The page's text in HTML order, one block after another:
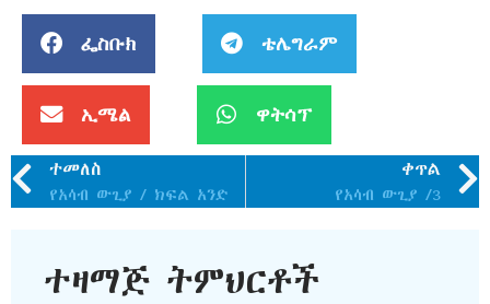
ፌስቡክ ቴሌግራም
ኢሜል ዋትሳፕ
ተመለስ
የአሳብ ውጊያ / ክፍል አንድ
ቀጥል
የአሳብ ውጊያ /3
ተዛማጅ ትምህርቶች